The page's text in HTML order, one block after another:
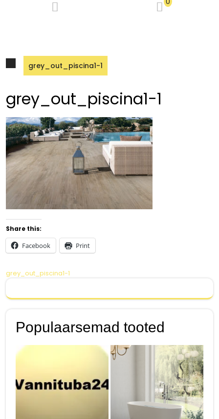
grey_out_piscina1-1
grey_out_piscina1-1
Share this:
Facebook Print
Navigeerimine
grey_out_piscina1-1
Populaarsemad tooted